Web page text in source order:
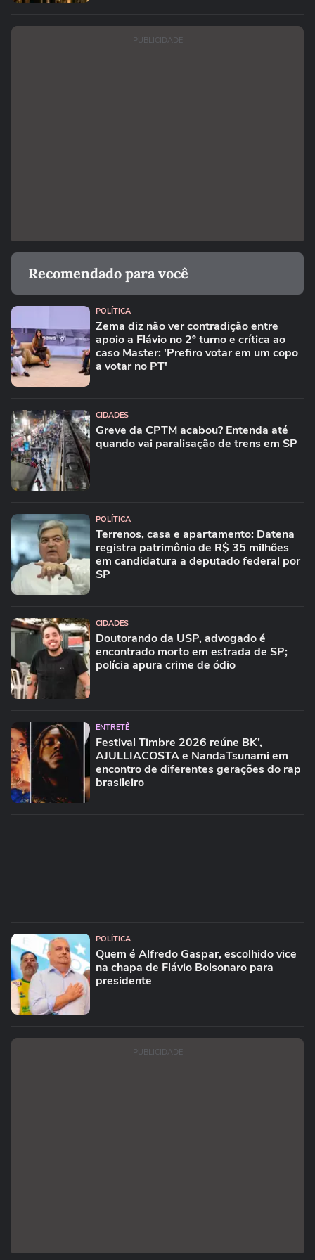
PUBLICIDADE
Recomendado para você
POLÍTICA
Zema diz não ver contradição entre
apoio a Flávio no 2º turno e crítica ao
caso Master: 'Prefiro votar em um copo
a votar no PT'
CIDADES
Greve da CPTM acabou? Entenda até
quando vai paralisação de trens em SP
POLÍTICA
Terrenos, casa e apartamento: Datena
registra patrimônio de R$ 35 milhões
em candidatura a deputado federal por
SP
CIDADES
Doutorando da USP, advogado é
encontrado morto em estrada de SP;
polícia apura crime de ódio
ENTRETÊ
Festival Timbre 2026 reúne BK’,
AJULLIACOSTA e NandaTsunami em
encontro de diferentes gerações do rap
brasileiro
POLÍTICA
Quem é Alfredo Gaspar, escolhido vice
na chapa de Flávio Bolsonaro para
presidente
PUBLICIDADE